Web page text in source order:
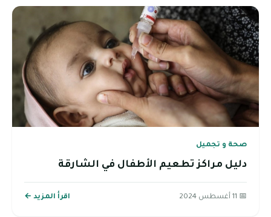
صحة و تجميل
دليل مراكز تطعيم الأطفال في الشارقة
📅 11 أغسطس 2024 اقرأ المزيد ←